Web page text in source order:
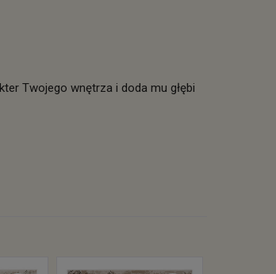
Twojego wnętrza i doda mu głębi